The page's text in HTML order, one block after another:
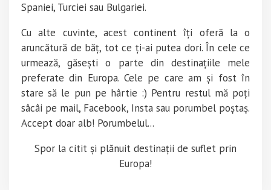
Spaniei, Turciei sau Bulgariei.
Cu alte cuvinte, acest continent îți oferă la o
aruncătură de băț, tot ce ți-ai putea dori. În cele ce
urmează, găsești o parte din destinațiile mele
preferate din Europa. Cele pe care am și fost în
stare să le pun pe hârtie :) Pentru restul mă poți
sâcâi pe mail, Facebook, Insta sau porumbel poștaș.
Accept doar alb! Porumbelul...
Spor la citit și plănuit destinații de suflet prin
Europa!